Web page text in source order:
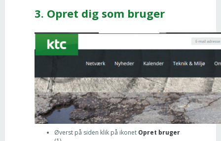
3. Opret dig som bruger
Øverst på siden klik på ikonet Opret bruger